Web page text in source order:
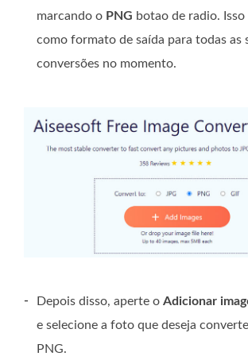
marcando o PNG botao de radio. Isso
como formato de saída para todas as
conversões no momento.
- Depois disso, aperte o Adicionar
e selecione a foto que deseja
PNG.